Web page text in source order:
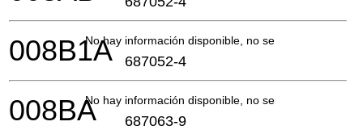
No hay información disponible, no se puede pedir
008B1A 687052-4
No hay información disponible, no se puede pedir
008BA 687063-9